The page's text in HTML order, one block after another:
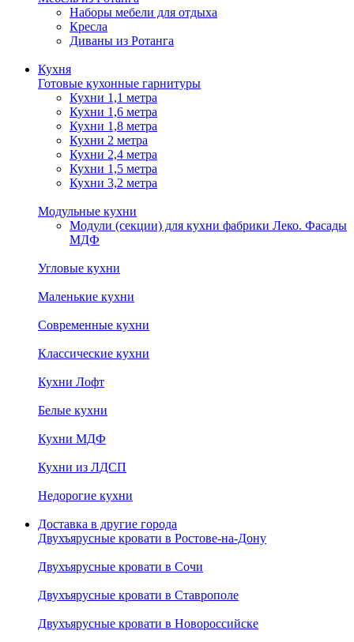
Наборы мебели для отдыха
Кресла
Диваны из Ротанга
Кухня
Готовые кухонные гарнитуры
Кухни 1,1 метра
Кухни 1,6 метра
Кухни 1,8 метра
Кухни 2 метра
Кухни 2,4 метра
Кухни 1,5 метра
Кухни 3,2 метра
Модульные кухни
Модули (секции) для кухни фабрики Леко. Фасады
МДФ
Угловые кухни
Маленькие кухни
Современные кухни
Классические кухни
Кухни Лофт
Белые кухни
Кухни МДФ
Кухни из ЛДСП
Недорогие кухни
Доставка в другие города
Двухъярусные кровати в Ростове-на-Дону
Двухъярусные кровати в Сочи
Двухъярусные кровати в Ставрополе
Двухъярусные кровати в Новороссийске